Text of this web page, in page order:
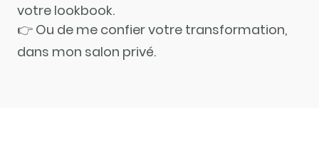
votre lookbook.
👉 Ou de me confier votre transformation,
dans mon salon privé.